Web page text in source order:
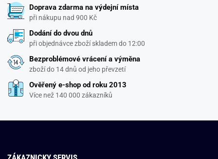
Doprava zdarma na výdejní místa
při nákupu nad 900 Kč
Dodání do dvou dnů
při objednávce zboží skladem do 12:00
Bezproblémové vrácení a výměna
zboží do 14 dnů od jeho převzetí
Ověřený e-shop od roku 2013
Více než 140 000 zákazníků